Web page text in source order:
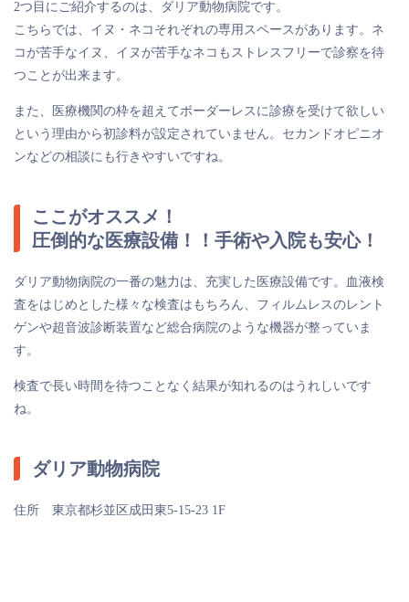
2つ目にご紹介するのは、ダリア動物病院です。
こちらでは、イヌ・ネコそれぞれの専用スペースがあります。ネ
コが苦手なイヌ、イヌが苦手なネコもストレスフリーで診察を待
つことが出来ます。
また、医療機関の枠を超えてボーダーレスに診療を受けて欲しい
という理由から初診料が設定されていません。セカンドオピニオ
ンなどの相談にも行きやすいですね。
ここがオススメ！
圧倒的な医療設備！！手術や入院も安心！
ダリア動物病院の一番の魅力は、充実した医療設備です。血液検
査をはじめとした様々な検査はもちろん、フィルムレスのレント
ゲンや超音波診断装置など総合病院のような機器が整っていま
す。
検査で長い時間を待つことなく結果が知れるのはうれしいです
ね。
ダリア動物病院
住所 東京都杉並区成田東5-15-23 1F